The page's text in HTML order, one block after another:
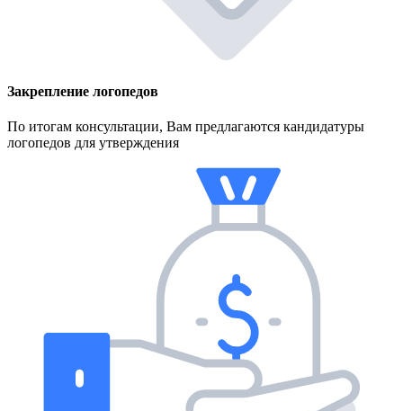
Закрепление логопедов
По итогам консультации, Вам предлагаются кандидатуры
логопедов для утверждения